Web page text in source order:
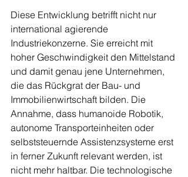
Diese Entwicklung betrifft nicht nur
international agierende
Industriekonzerne. Sie erreicht mit
hoher Geschwindigkeit den Mittelstand
und damit genau jene Unternehmen,
die das Rückgrat der Bau- und
Immobilienwirtschaft bilden. Die
Annahme, dass humanoide Robotik,
autonome Transporteinheiten oder
selbststeuernde Assistenzsysteme erst
in ferner Zukunft relevant werden, ist
nicht mehr haltbar. Die technologische